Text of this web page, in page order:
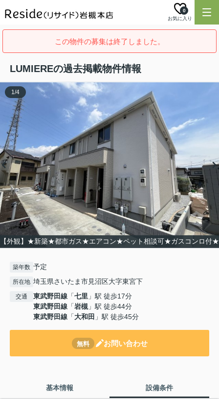
お気に入り
0
この物件の募集は終了しました。
LUMIEREの過去掲載物件情報
【外観】★新築★都市ガス★エアコン★ペット相談可★ガスコンロ付★
1/4
築年数 予定
所在地 埼玉県さいたま市見沼区大字東宮下
交通 東武野田線 「七里 」駅 徒歩17分
東武野田線 「岩槻 」駅 徒歩44分
東武野田線 「大和田 」駅 徒歩45分
無料 お問い合わせ
基本情報 設備条件